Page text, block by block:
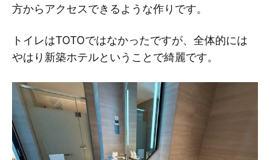
方からアクセスできるような作りです。
トイレはTOTOではなかったですが、全体的には
やはり新築ホテルということで綺麗です。